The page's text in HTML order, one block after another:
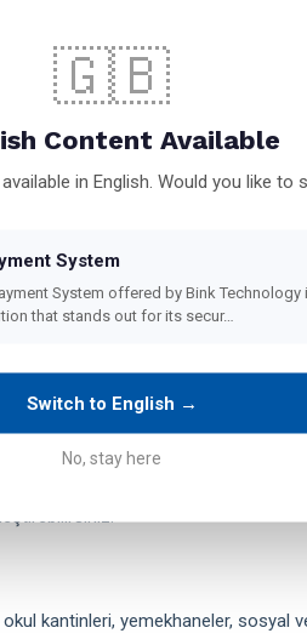
noktalara özel tarifelere göre
ile tahsilat işlemini
sektöre entegre olabilecek
kendimize özgü geliştirdiğimiz
olarak yeniliğe ve teknolojiye her
AR-GE çalışmalarımızın neticesinde
ile işletmeniz yönetiminde olan akıllı
ve internet siteniz üzerinden veya
okul kantinleri, yemekhaneler, sosyal
🇬🇧
Content Available
in English. Would you like to
System
System offered by Bink Technology
that stands out for its secur…
Switch to English →
No, stay here